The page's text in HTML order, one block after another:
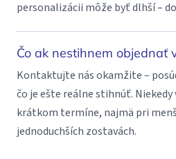
personalizácii môže byť dlhší –
Čo ak nestihnem objednať
Kontaktujte nás okamžite –
čo je ešte reálne stihnúť.
krátkom termíne, najmä pri
jednoduchších zostavách.